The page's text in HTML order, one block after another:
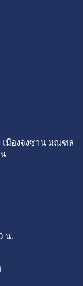
เมืองจงซาน มณฑล
น
น.